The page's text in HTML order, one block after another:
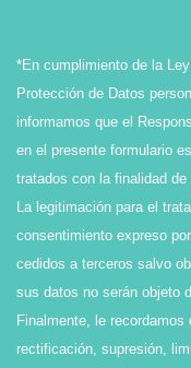
*En cumplimiento de la
Protección de Datos
informamos que el
en el presente formulario
tratados con la finalidad
La legitimación para el
consentimiento expreso
cedidos a terceros salvo
sus datos no serán objeto
Finalmente, le
rectificación, supresión,